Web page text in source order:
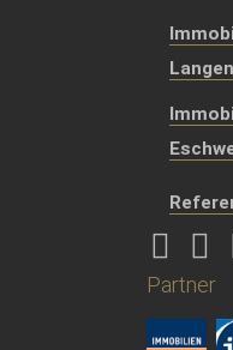
Partner